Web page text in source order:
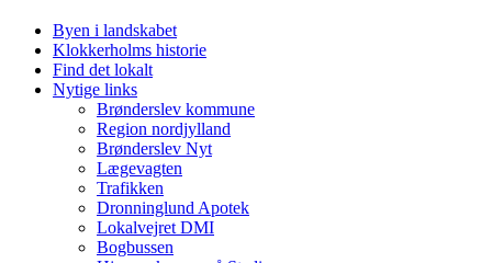
Byen i landskabet
Klokkerholms historie
Find det lokalt
Nytige links
Brønderslev kommune
Region nordjylland
Brønderslev Nyt
Lægevagten
Trafikken
Dronninglund Apotek
Lokalvejret DMI
Bogbussen